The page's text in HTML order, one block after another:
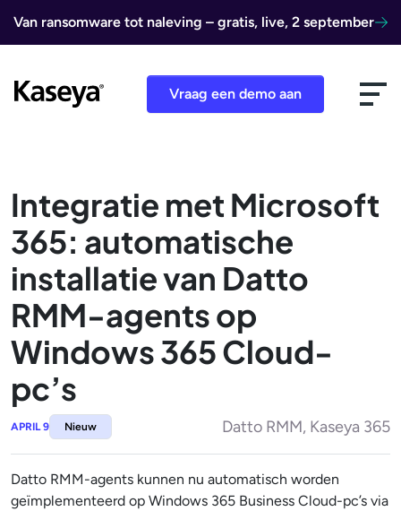
Van ransomware tot naleving – gratis, live, 2 september
Vraag een demo aan
Integratie met Microsoft
365: automatische
installatie van Datto
RMM-agents op
Windows 365 Cloud-
pc’s
APRIL 9 Nieuw Datto RMM, Kaseya 365
Datto RMM-agents kunnen nu automatisch worden
geïmplementeerd op Windows 365 Business Cloud-pc’s via